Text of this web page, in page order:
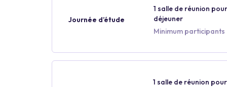
Journée d’étude
1 salle de réunion
déjeuner
Minimum participants
1 salle de réunion